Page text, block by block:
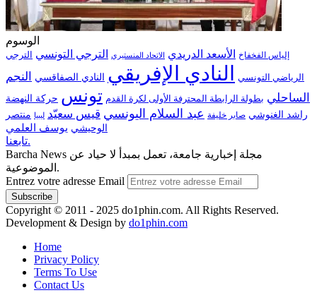
الوسوم
إلياس الفخفاخ الأسعد الدريدي الاتحاد المنستيري الترجي التونسي الترجي
الرياضي التونسي النادي الإفريقي النادي الصفاقسي
النجم
الساحلي بطولة الرابطة المحترفة الأولى لكرة القدم تونس حركة النهضة
راشد الغنوشي صابر خليفة عبد السلام اليونسي قيس سعيّد ليبيا
منتصر
الوحيشي يوسف العلمي
تابعنا.
Barcha News مجلة إخبارية جامعة، تعمل بمبدأ لا حياد عن
الموضوعية.
Entrez votre adresse Email
Copyright © 2011 - 2025 do1phin.com. All Rights Reserved.
Development & Design by do1phin.com
Home
Privacy Policy
Terms To Use
Contact Us